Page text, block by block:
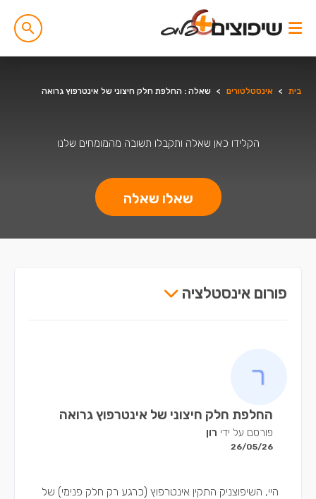
בית > אינסטלטורים > שאלה : החלפת חלק חיצוני של אינטרפוץ גרואה
הקלידו כאן שאלה ותקבלו תשובה מהמומחים שלנו
שאלו שאלה
פורום אינסטלציה
החלפת חלק חיצוני של אינטרפוץ גרואה
פורסם על ידי רון
26/05/26
היי, השיפוצניק התקין אינטרפוץ (כרגע רק חלק פנימי) של